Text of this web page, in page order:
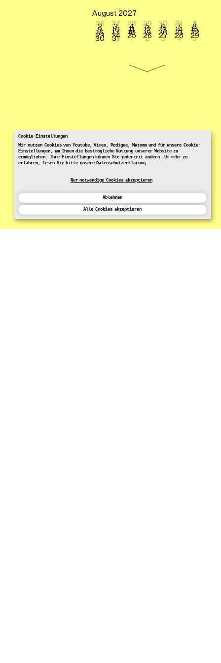
Cookie-Einstellungen
Wir nutzen Cookies von Youtube, Vimeo, Podigee, Matomo und für unsere Cookie-
Einstellungen, um Ihnen die bestmögliche Nutzung unserer Website zu
ermöglichen. Ihre Einstellungen können Sie jederzeit ändern. Um mehr zu
erfahren, lesen Sie bitte unsereDatenschutzerklärung.
Nur notwendige Cookies akzeptieren
Ablehnen
Alle Cookies akzeptieren
August 2027
26
27 28 29 30 31 1
2 3 4 5 6 7 8
9 10 11 12 13 14 15
16 17 18 19 20 21 22
23 24 25 26 27 28 29
30 31 1 2 3 4 5